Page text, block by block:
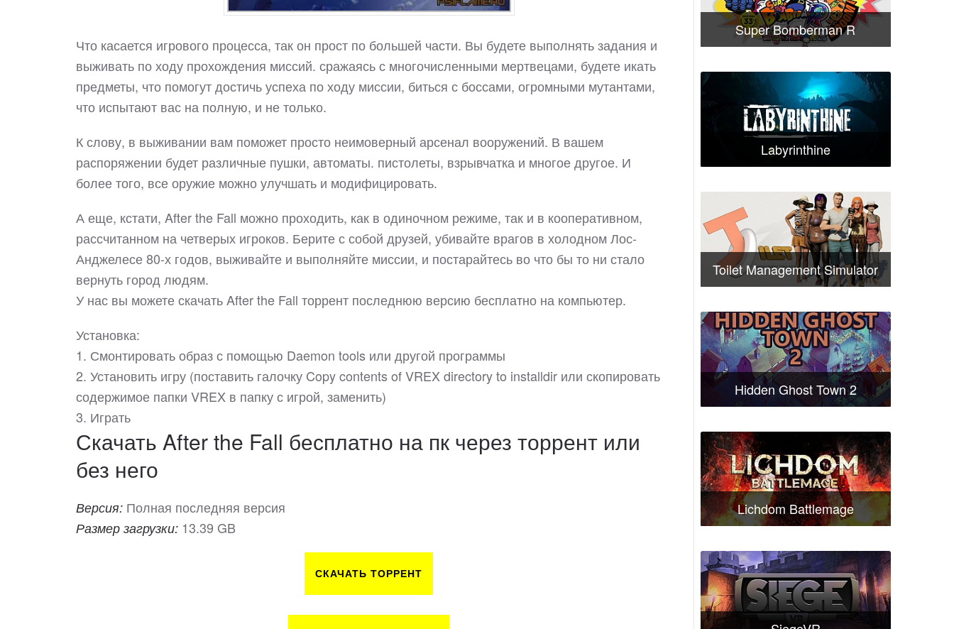
Что касается игрового процесса, так он прост по большей части. Вы будете выполнять задания и
выживать по ходу прохождения миссий. сражаясь с многочисленными мертвецами, будете икать
предметы, что помогут достичь успеха по ходу миссии, биться с боссами, огромными мутантами,
что испытают вас на полную, и не только.
К слову, в выживании вам поможет просто неимоверный арсенал вооружений. В вашем
распоряжении будет различные пушки, автоматы. пистолеты, взрывчатка и многое другое. И
более того, все оружие можно улучшать и модифицировать.
А еще, кстати, After the Fall можно проходить, как в одиночном режиме, так и в кооперативном,
рассчитанном на четверых игроков. Берите с собой друзей, убивайте врагов в холодном Лос-
Анджелесе 80-х годов, выживайте и выполняйте миссии, и постарайтесь во что бы то ни стало
вернуть город людям.
У нас вы можете скачать After the Fall торрент последнюю версию бесплатно на компьютер.
Установка:
1. Смонтировать образ с помощью Daemon tools или другой программы
2. Установить игру (поставить галочку Copy contents of VREX directory to installdir или скопировать
содержимое папки VREX в папку с игрой, заменить)
3. Играть
Скачать After the Fall бесплатно на пк через торрент или
без него
Версия: Полная последняя версия
Размер загрузки: 13.39 GB
СКАЧАТЬ ТОРРЕНТ
Super Bomberman R
Labyrinthine
Toilet Management Simulator
Hidden Ghost Town 2
Lichdom Battlemage